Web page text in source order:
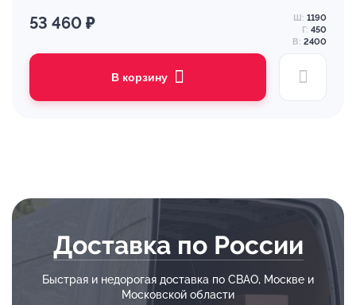
53 460 ₽ Ш: 1190
Г: 450
В: 2400
В корзину
Доставка по России
Быстрая и недорогая доставка по СВАО, Москве и
Московской области